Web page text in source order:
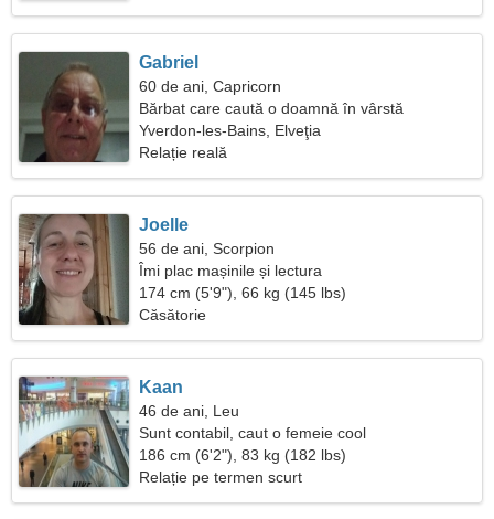
Gabriel
60 de ani, Capricorn
Bărbat care caută o doamnă în vârstă
Yverdon-les-Bains, Elveţia
Relație reală
Joelle
56 de ani, Scorpion
Îmi plac mașinile și lectura
174 cm (5'9"), 66 kg (145 lbs)
Căsătorie
Kaan
46 de ani, Leu
Sunt contabil, caut o femeie cool
186 cm (6'2"), 83 kg (182 lbs)
Relație pe termen scurt